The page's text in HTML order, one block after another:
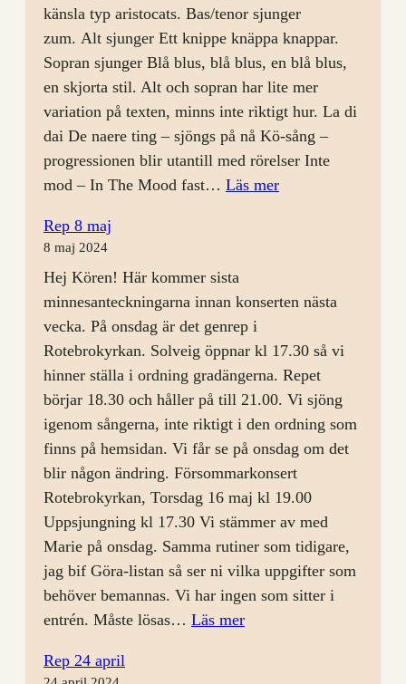
känsla typ aristocats. Bas/tenor sjunger
zum. Alt sjunger Ett knippe knäppa knappar.
Sopran sjunger Blå blus, blå blus, en blå blus,
en skjorta stil. Alt och sopran har lite mer
variation på texten, minns inte riktigt hur. La di
dai De naere ting – sjöngs på nå Kö-sång –
progressionen blir utantill med rörelser Inte
mod – In The Mood fast… Läs mer:
augusti
Rep 8 maj
8 maj 2024
Hej Kören! Här kommer sista
minnesanteckningarna innan konserten nästa
vecka. På onsdag är det genrep i
Rotebrokyrkan. Solveig öppnar kl 17.30 så vi
hinner ställa i ordning gradängerna. Repet
börjar 18.30 och håller på till 21.00. Vi sjöng
igenom sångerna, inte riktigt i den ordning som
finns på hemsidan. Vi får se på onsdag om det
blir någon ändring. Försommarkonsert
Rotebrokyrkan, Torsdag 16 maj kl 19.00
Uppsjungning kl 17.30 Vi stämmer av med
Marie på onsdag. Samma rutiner som tidigare,
jag bif Göra-listan så ser ni vilka uppgifter som
behöver bemannas. Vi har ingen som sitter i
entrén. Måste lösas… Läs mer:
Rep 24 april